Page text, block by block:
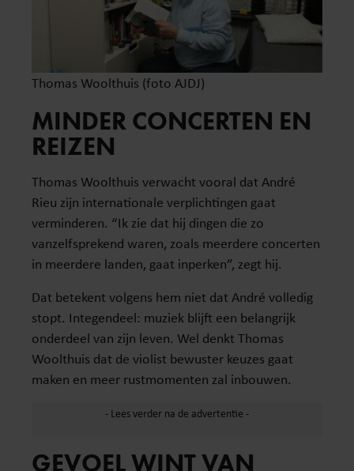
Thomas Woolthuis (foto AJDJ)
MINDER CONCERTEN EN
REIZEN
Thomas Woolthuis verwacht vooral dat André
Rieu zijn internationale verplichtingen gaat
verminderen. “Ik zie dat hij dingen die zo
vanzelfsprekend waren, zoals meerdere concerten
in meerdere landen, gaat inperken”, zegt hij.
Dat betekent volgens hem niet dat André volledig
stopt. Integendeel: muziek blijft een belangrijk
onderdeel van zijn leven. Wel denkt Thomas
Woolthuis dat de violist bewuster keuzes gaat
maken en meer rustmomenten zal inbouwen.
GEVOEL WINT VAN